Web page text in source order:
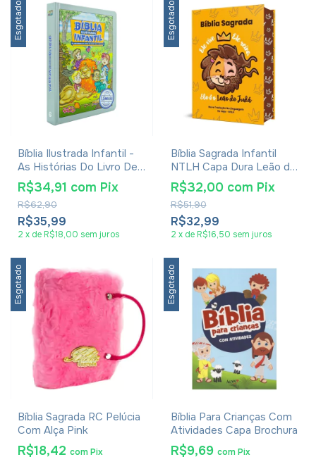
Esgotado
Bíblia Ilustrada Infantil -
As Histórias Do Livro De
Deus Para Crianças
R$35,99
R$62,90
R$34,91 com Pix
2 x de R$18,00 sem juros
Esgotado
Bíblia Sagrada Infantil
NTLH Capa Dura Leão de
Judá
R$32,99
R$51,90
R$32,00 com Pix
2 x de R$16,50 sem juros
Esgotado
Bíblia Sagrada RC Pelúcia
Com Alça Pink
R$18,42 comPix
Esgotado
Bíblia Para Crianças Com
Atividades Capa Brochura
R$9,69 com Pix